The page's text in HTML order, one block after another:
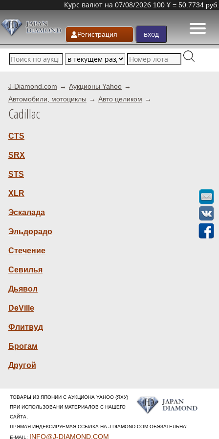
Курс валют на 07/08/2026 100 ¥ = 50.7734 руб.
Регистрация
J-Diamond.com
Аукционы Yahoo
Автомобили, мотоциклы
Авто целиком
Cadillac
CTS
SRX
STS
XLR
Эскалада
Эльдорадо
Стечение
Севилья
Дьявол
DeVille
Флитвуд
Брогам
Другой
ТОВАРЫ ИЗ ЯПОНИИ С АУКЦИОНА YAHOO (ЯХУ)
ПРИ ИСПОЛЬЗОВАНИ МАТЕРИАЛОВ С НАШЕГО
САЙТА,
ПРЯМАЯ ИНДЕКСИРУЕМАЯ ССЫЛКА НА J-DIAMOND.COM ОБЯЗАТЕЛЬНА!
E-MAIL: INFO@J-DIAMOND.COM